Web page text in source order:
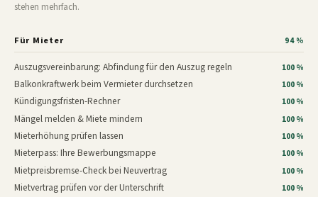
stehen mehrfach.
Für Mieter 94 %
Auszugsvereinbarung: Abfindung für den Auszug regeln 100 %
Balkonkraftwerk beim Vermieter durchsetzen 100 %
Kündigungsfristen-Rechner 100 %
Mängel melden & Miete mindern 100 %
Mieterhöhung prüfen lassen 100 %
Mieterpass: Ihre Bewerbungsmappe 100 %
Mietpreisbremse-Check bei Neuvertrag 100 %
Mietvertrag prüfen vor der Unterschrift 100 %